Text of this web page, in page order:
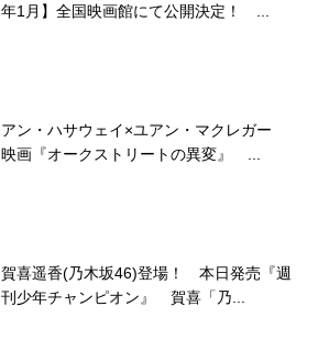
年1月】全国映画館にて公開決定！ ...
アン・ハサウェイ×ユアン・マクレガー
映画『オークストリートの異変』 ...
賀喜遥香(乃木坂46)登場！ 本日発売『週
刊少年チャンピオン』 賀喜「乃...